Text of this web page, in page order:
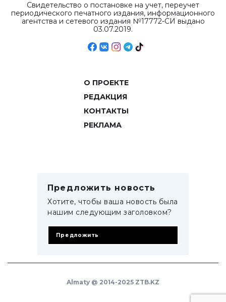
Свидетельство о постановке на учет, переучет
периодического печатного издания, информационного
агентства и сетевого издания №17772-СИ выдано
03.07.2019.
О ПРОЕКТЕ
РЕДАКЦИЯ
КОНТАКТЫ
РЕКЛАМА
Предложить новость
Хотите, чтобы ваша новость была
нашим следующим заголовком?
Предложить
Almaty @ 2014-2025 ZTB.KZ